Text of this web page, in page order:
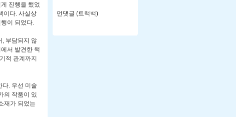
진행을 했었
이다. 사실상
이 되었다.
, 부담되지 않
서 발견한 책
적 관계까지
다. 우선 미술
의 작품이 있
재가 되었는
먼댓글 (트랙백)